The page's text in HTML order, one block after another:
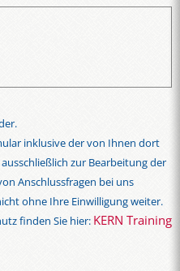
inklusive der von Ihnen dort
zur Bearbeitung der
Anschlussfragen bei uns
ohne Ihre Einwilligung weiter.
finden Sie hier: KERN Training